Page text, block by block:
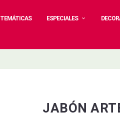
TEMÁTICAS ESPECIALES
JABÓN